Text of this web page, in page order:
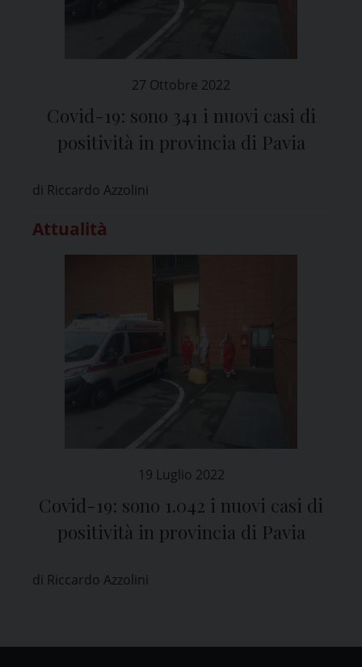
27 Ottobre 2022
Covid-19: sono 341 i nuovi casi di
positività in provincia di Pavia
di Riccardo Azzolini
Attualità
19 Luglio 2022
Covid-19: sono 1.042 i nuovi casi di
positività in provincia di Pavia
di Riccardo Azzolini